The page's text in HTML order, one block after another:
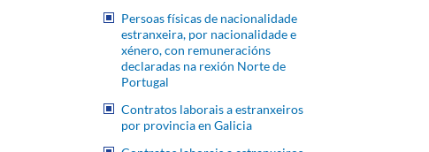
Persoas físicas de nacionalidade
estranxeira, por nacionalidade e
xénero, con remuneracións
declaradas na rexión Norte de
Portugal
Contratos laborais a estranxeiros
por provincia en Galicia